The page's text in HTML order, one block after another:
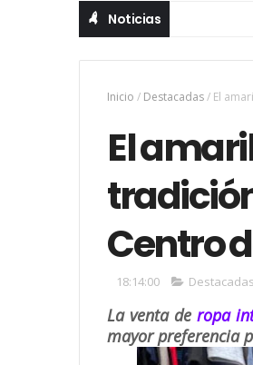
Noticias
Inicio / Destacadas/ El
El
Centro
18:14:00 Destacadas
La venta de ropa
mayor preferencia